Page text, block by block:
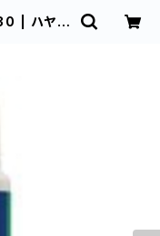
| ハヤサ